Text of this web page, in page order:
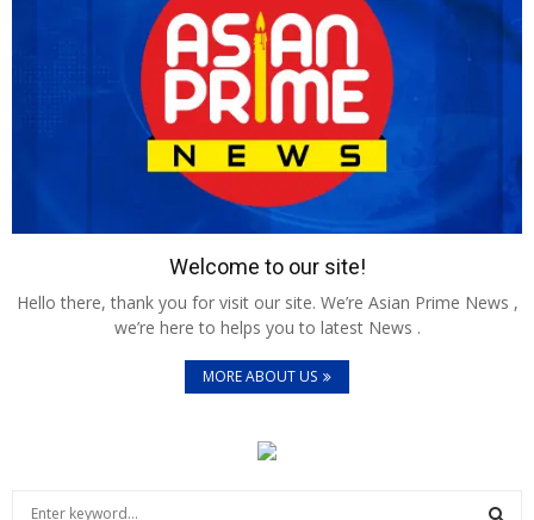
Welcome to our site!
Hello there, thank you for visit our site. We’re Asian Prime News ,
we’re here to helps you to latest News .
MORE ABOUT US